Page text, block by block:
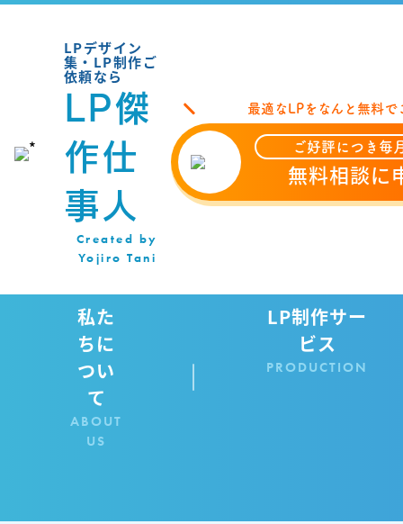
LPデザイン
集・LP制作ご
依頼なら
LP傑
作仕
事人
Created by
Yojiro Tani
最適なLPをなんと無料で
ご好評につき毎
無料相談に
私た
ちに
つい
て
ABOUT
US
LP制作サー
ビス
PRODUCTION